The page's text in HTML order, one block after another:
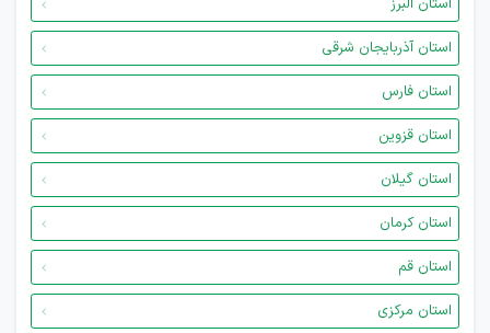
استان البرز
استان آذربایجان شرقی
استان فارس
استان قزوین
استان گیلان
استان کرمان
استان قم
استان مرکزی